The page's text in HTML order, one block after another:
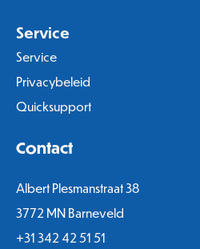
Service
Service
Privacybeleid
Quicksupport
Contact
Albert Plesmanstraat 38
3772 MN Barneveld
+31 342 42 51 51